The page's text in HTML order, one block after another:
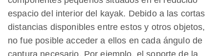
espacio del interior del kayak. Debido a las cortas
distancias disponibles entre estos y otros objetos,
no fue posible acceder a ellos en cada ángulo de